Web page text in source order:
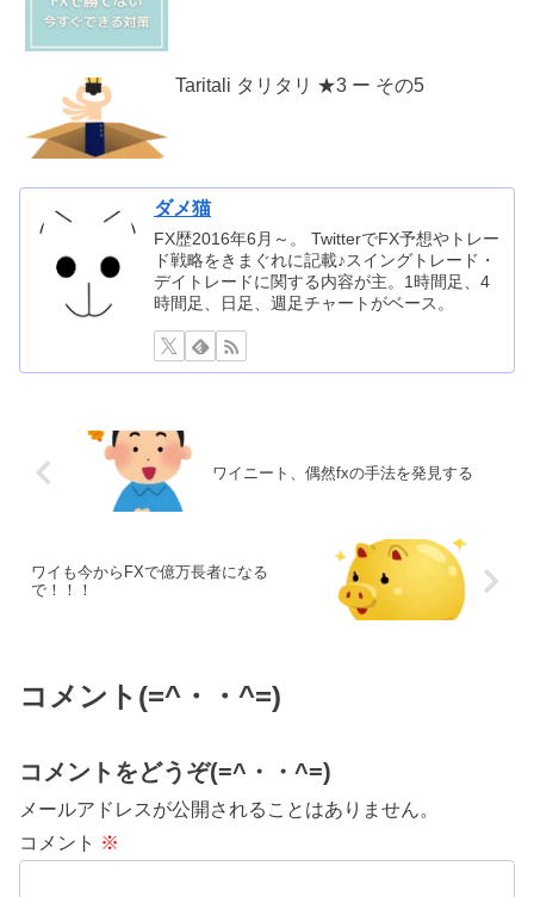
Taritali タリタリ ★3 ー その5
ダメ猫
FX歴2016年6月～。 TwitterでFX予想やトレー
ド戦略をきまぐれに記載♪スイングトレード・
デイトレードに関する内容が主。1時間足、4
時間足、日足、週足チャートがベース。
ワイニート、偶然fxの手法を発見する
ワイも今からFXで億万長者になる
で！！！
コメント(=^・・^=)
コメントをどうぞ(=^・・^=)
メールアドレスが公開されることはありません。
コメント ※